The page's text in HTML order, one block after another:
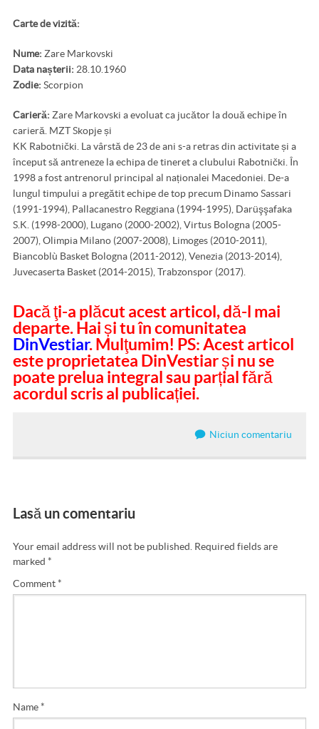
Carte de vizită:
Nume: Zare Markovski
Data nașterii: 28.10.1960
Zodie: Scorpion
Carieră: Zare Markovski a evoluat ca jucător la două echipe în
carieră. MZT Skopje și
KK Rabotnički. La vârstă de 23 de ani s-a retras din activitate și a
început să antreneze la echipa de tineret a clubului Rabotnički. În
1998 a fost antrenorul principal al naționalei Macedoniei. De-a
lungul timpului a pregătit echipe de top precum Dinamo Sassari
(1991-1994), Pallacanestro Reggiana (1994-1995), Darüşşafaka
S.K. (1998-2000), Lugano (2000-2002), Virtus Bologna (2005-
2007), Olimpia Milano (2007-2008), Limoges (2010-2011),
Biancoblù Basket Bologna (2011-2012), Venezia (2013-2014),
Juvecaserta Basket (2014-2015), Trabzonspor (2017).
Dacă ţi-a plăcut acest articol, dă-l mai
departe. Hai și tu în comunitatea
DinVestiar. Mulţumim! PS: Acest articol
este proprietatea DinVestiar și nu se
poate prelua integral sau parțial fără
acordul scris al publicației.
Niciun comentariu
Lasă un comentariu
Your email address will not be published. Required fields are
marked *
Comment*
Name*